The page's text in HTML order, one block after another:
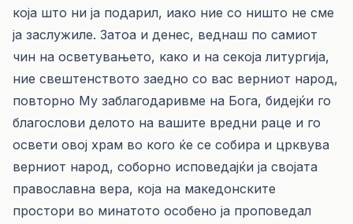
која што ни ја подарил, иако ние со ништо не сме
ја заслужиле. Затоа и денес, веднаш по самиот
чин на осветувањето, како и на секоја литургија,
ние свештенството заедно со вас верниот народ,
повторно Му заблагодаривме на Бога, бидејќи го
благослови делото на вашите вредни раце и го
освети овој храм во кого ќе се собира и црквува
верниот народ, соборно исповедајќи ја својата
православна вера, која на македонските
простори во минатото особено ја проповедал